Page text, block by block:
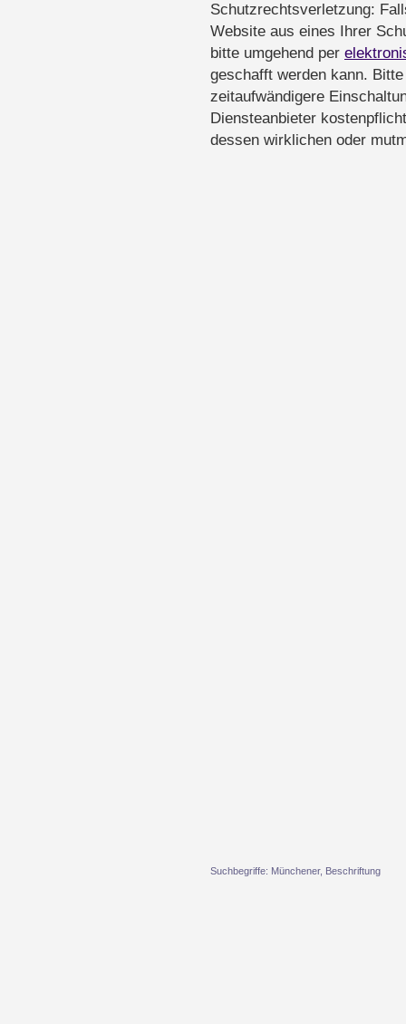
Schutzrechtsverletzung:
Website aus eines Ihrer
bitte umgehend per
geschafft werden kann.
zeitaufwändigere
Diensteanbieter
dessen wirklichen oder
Suchbegriffe: Münchener, Beschriftung